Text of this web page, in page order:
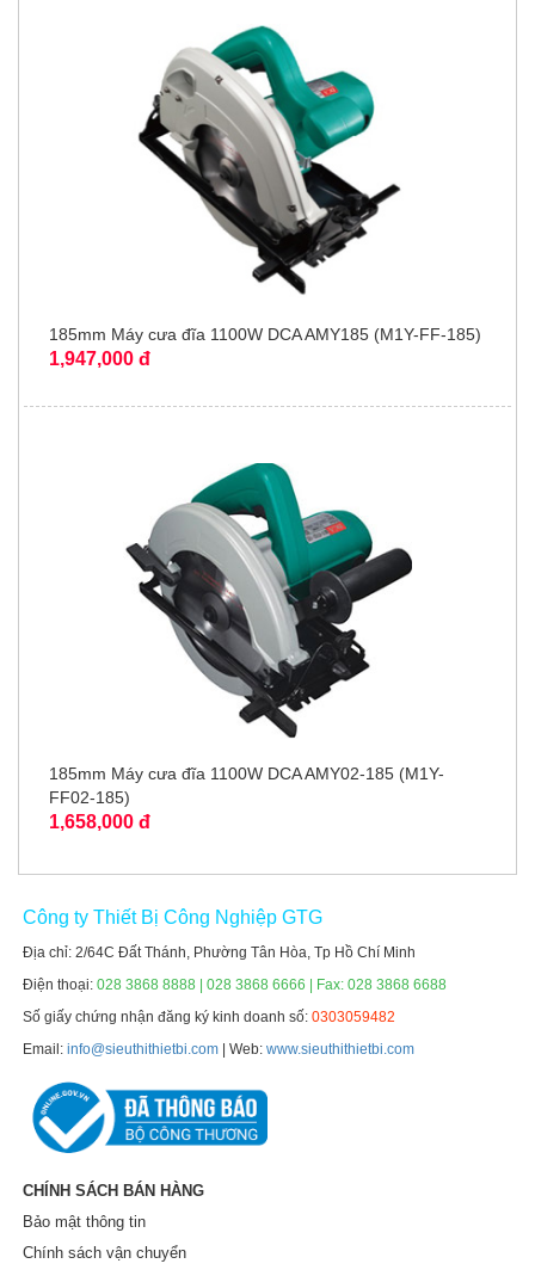
185mm Máy cưa đĩa 1100W DCA AMY185 (M1Y-FF-185)
1,947,000 đ
185mm Máy cưa đĩa 1100W DCA AMY02-185 (M1Y-
FF02-185)
1,658,000 đ
Công ty Thiết Bị Công Nghiệp GTG
Địa chỉ: 2/64C Đất Thánh, Phường Tân Hòa, Tp Hồ Chí Minh
Điện thoại:028 3868 8888 | 028 3868 6666 | Fax: 028 3868 6688
Số giấy chứng nhận đăng ký kinh doanh số:0303059482
Email:info@sieuthithietbi.com | Web:www.sieuthithietbi.com
CHÍNH SÁCH BÁN HÀNG
Bảo mật thông tin
Chính sách vận chuyển